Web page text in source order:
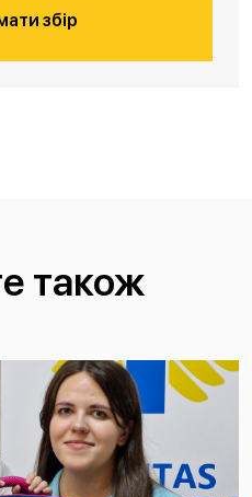
збір
також